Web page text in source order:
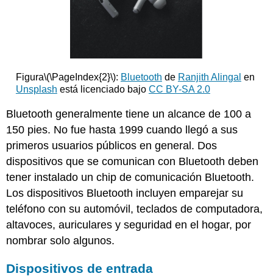
Figura\(\PageIndex{2}\): Bluetooth de Ranjith Alingal en
Unsplash está licenciado bajo CC BY-SA 2.0
Bluetooth generalmente tiene un alcance de 100 a
150 pies. No fue hasta 1999 cuando llegó a sus
primeros usuarios públicos en general. Dos
dispositivos que se comunican con Bluetooth deben
tener instalado un chip de comunicación Bluetooth.
Los dispositivos Bluetooth incluyen emparejar su
teléfono con su automóvil, teclados de computadora,
altavoces, auriculares y seguridad en el hogar, por
nombrar solo algunos.
Dispositivos de entrada